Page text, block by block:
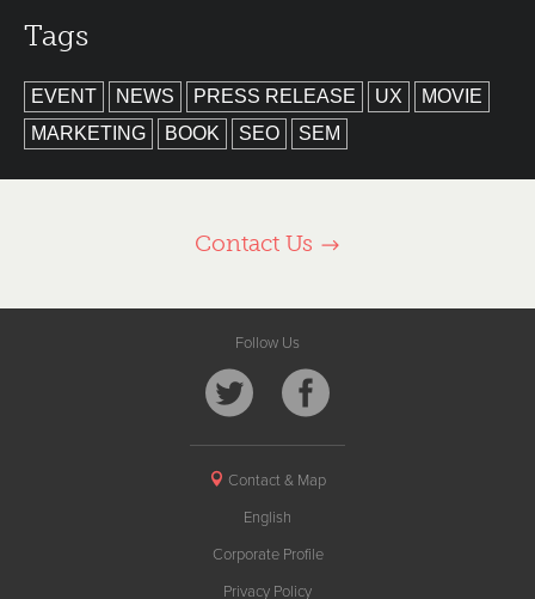
Tags
EVENT NEWS PRESS RELEASE UX
MOVIE
MARKETING
BOOK SEO SEM
Contact Us
Follow Us
Contact & Map
English
Corporate Profile
Privacy Policy